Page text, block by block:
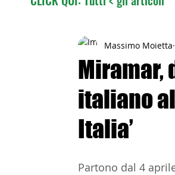
02 - TURISMO DELLE
04 - ITALIANI
06 - ITALIANI ALL'ESTERO
Miramar,
italiano
Italia’
Massimo Moietta
Partono dal 4